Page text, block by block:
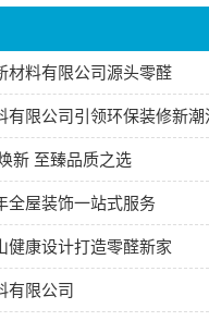
材料有限公司源头零醛
有限公司引领环保装修新潮
新 至臻品质之选
全屋装饰一站式服务
健康设计打造零醛新家
有限公司